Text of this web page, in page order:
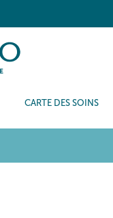
CARTE DES SOINS